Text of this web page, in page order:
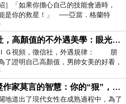
］「如果你擔心自己的技能會過時，
是你的救星！」 ──亞當．格蘭特
），《
IG徵信社，高顏值的不外遇美學：眼光太高也是一種防禦，為了證明我長得好看，我決定一輩子不外遇！
視頻，徵信社，外遇規律： 朋
了證明自己高顏值，男帥女美的好看，
我決定一輩子不外遇。」
諾貝爾獎作家莫言的智慧：你的“狠”，才是最好的自我保護
地道出了現代女性在成熟過程中，為了